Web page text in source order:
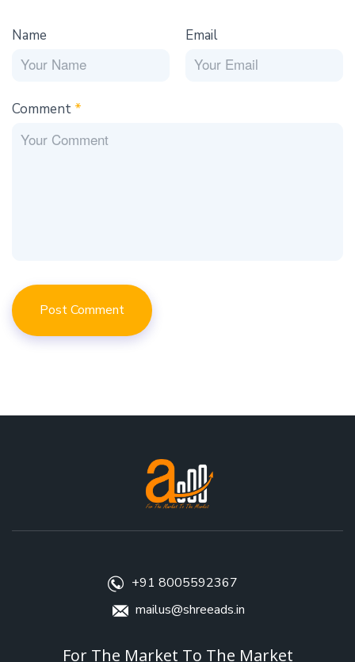
Name Email
Comment *
+91 8005592367
mailus@shreeads.in
For The Market To The Market